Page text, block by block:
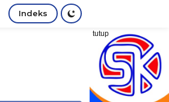
Indeks
tutup